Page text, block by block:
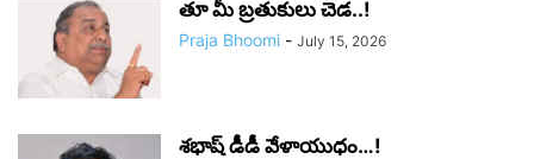
తూ మీ బ్రతుకులు చెడ..!
Praja Bhoomi - July 15, 2026
శభాష్ డీడీ వేళాయుధం…!